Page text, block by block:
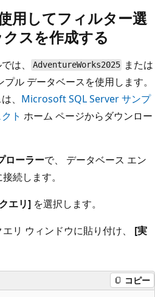
用してフィルター選
スを作成する
は、 AdventureWorks2025 または
プル データベースを使用します。
、 Microsoft SQL Server サンプ
ト ホーム ページからダウンロー
ローラーで、 データベース エン
続します。
エリ] を選択します。
リ ウィンドウに貼り付け、 [実
コピー